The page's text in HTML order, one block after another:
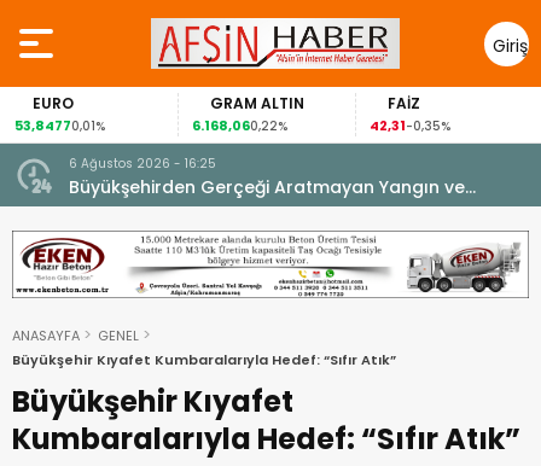
Giriş
Yap
EURO
53,84770,01%
GRAM ALTIN
6.168,060,22%
FAİZ
42,31-0,35%
6 Ağustos 2026 - 16:25
Büyükşehirden Gerçeği Aratmayan Yangın ve
Kurtarma Tatbikatı.
ANASAYFA
GENEL
Büyükşehir Kıyafet Kumbaralarıyla Hedef: “Sıfır Atık”
Büyükşehir Kıyafet
Kumbaralarıyla Hedef: “Sıfır Atık”